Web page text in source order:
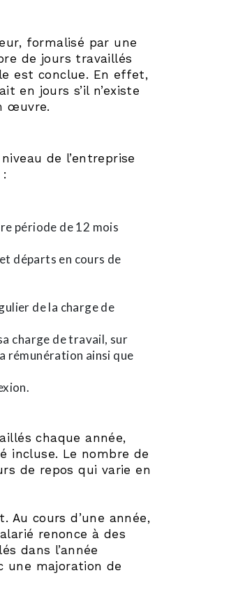
formalisé par une
de jours travaillés
est conclue. En effet,
en jours s’il n’existe
œuvre.
de l’entreprise
période de 12 mois
départs en cours de
de la charge de
charge de travail, sur
rémunération ainsi que
chaque année,
incluse. Le nombre de
de repos qui varie en
cours d’une année,
renonce à des
dans l’année
une majoration de